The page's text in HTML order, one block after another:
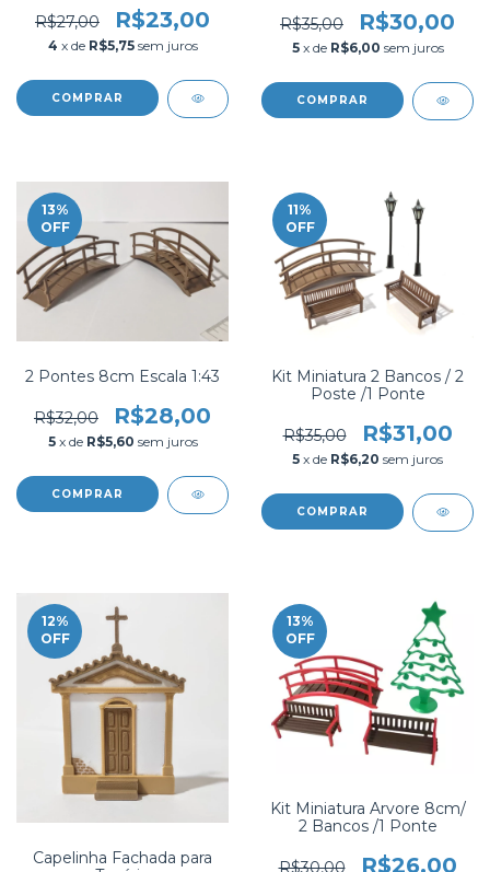
R$27,00 R$23,00
4 x de R$5,75 sem juros
R$35,00 R$30,00
5 x de R$6,00 sem juros
13%
OFF
2 Pontes 8cm Escala 1:43
R$32,00 R$28,00
5 x de R$5,60 sem juros
11%
OFF
Kit Miniatura 2 Bancos / 2
Poste /1 Ponte
R$35,00 R$31,00
5 x de R$6,20 sem juros
12%
OFF
Capelinha Fachada para
13%
OFF
Kit Miniatura Arvore 8cm/
2 Bancos /1 Ponte
R$30,00 R$26,00